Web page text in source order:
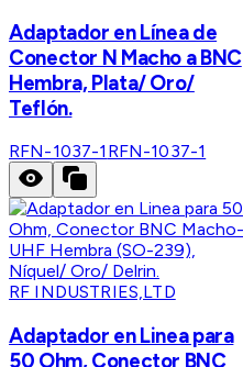
Adaptador en Línea de
Conector N Macho a BNC
Hembra, Plata/ Oro/
Teflón.
RFN-1037-1 RFN-1037-1
RF INDUSTRIES,LTD
Adaptador en Linea para
50 Ohm, Conector BNC